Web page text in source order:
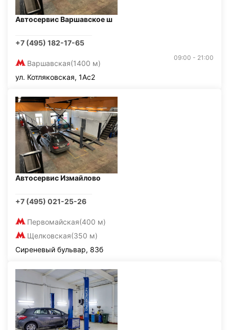
Автосервис Варшавское ш
+7 (495) 182-17-65
Варшавская(1400 м)
09:00 - 21:00
ул. Котляковская, 1Ас2
Автосервис Измайлово
+7 (495) 021-25-26
Первомайская(400 м)
Щелковская(350 м)
Сиреневый бульвар, 83б